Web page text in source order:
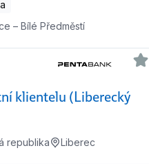
– Bílé Předměstí
klientelu (Liberecký
republika
Liberec